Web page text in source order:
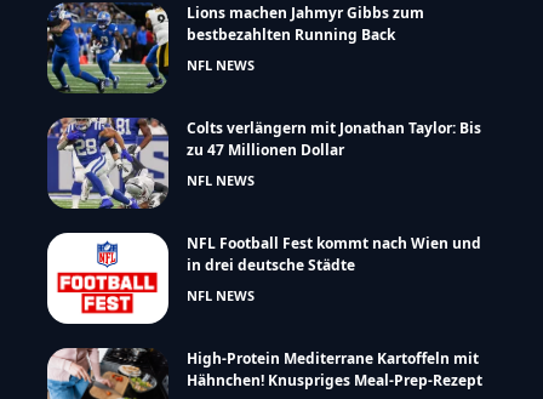
Lions machen Jahmyr Gibbs zum
bestbezahlten Running Back
NFL NEWS
Colts verlängern mit Jonathan Taylor: Bis
zu 47 Millionen Dollar
NFL NEWS
NFL Football Fest kommt nach Wien und
in drei deutsche Städte
NFL NEWS
High-Protein Mediterrane Kartoffeln mit
Hähnchen! Knuspriges Meal-Prep-Rezept